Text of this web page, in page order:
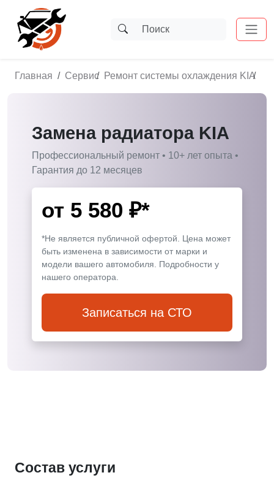
Главная Сервис Ремонт системы охлаждения KIA
Замена радиатора KIA
Профессиональный ремонт • 10+ лет опыта •
Гарантия до 12 месяцев
от 5 580 ₽*
*Не является публичной офертой. Цена может
быть изменена в зависимости от марки и
модели вашего автомобиля. Подробности у
нашего оператора.
Записаться на СТО
Состав услуги